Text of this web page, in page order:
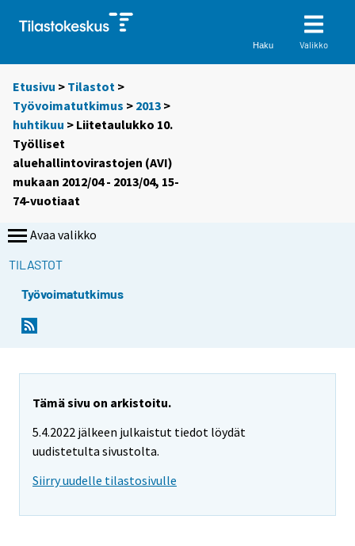
Haku Valikko
Etusivu > Tilastot >
Työvoimatutkimus > 2013 >
huhtikuu > Liitetaulukko 10.
Työlliset
aluehallintovirastojen (AVI)
mukaan 2012/04 - 2013/04, 15-
74-vuotiaat
Avaa valikko
TILASTOT
Työvoimatutkimus
Tämä sivu on arkistoitu.
5.4.2022 jälkeen julkaistut tiedot löydät
uudistetulta sivustolta.
Siirry uudelle tilastosivulle